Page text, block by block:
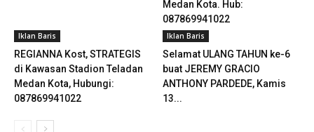
Medan Kota. Hub:
087869941022
Iklan Baris
REGIANNA Kost, STRATEGIS
di Kawasan Stadion Teladan
Medan Kota, Hubungi:
087869941022
Iklan Baris
Selamat ULANG TAHUN ke-6
buat JEREMY GRACIO
ANTHONY PARDEDE, Kamis
13...